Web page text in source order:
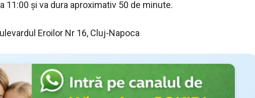
11:00 și va dura aproximativ 50 de minute.
Eroilor Nr 16, Cluj-Napoca